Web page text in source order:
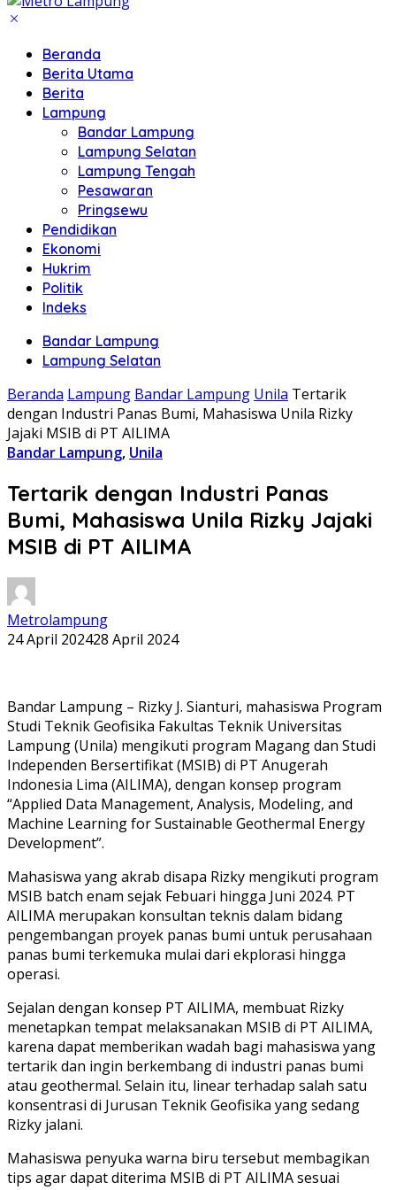
Beranda
Berita Utama
Berita
Lampung
Bandar Lampung
Lampung Selatan
Lampung Tengah
Pesawaran
Pringsewu
Pendidikan
Ekonomi
Hukrim
Politik
Indeks
Bandar Lampung
Lampung Selatan
Beranda Lampung Bandar Lampung Unila Tertarik
dengan Industri Panas Bumi, Mahasiswa Unila Rizky
Jajaki MSIB di PT AILIMA
Bandar Lampung, Unila
Tertarik dengan Industri Panas
Bumi, Mahasiswa Unila Rizky Jajaki
MSIB di PT AILIMA
Metrolampung
24 April 202428 April 2024
Bandar Lampung – Rizky J. Sianturi, mahasiswa Program
Studi Teknik Geofisika Fakultas Teknik Universitas
Lampung (Unila) mengikuti program Magang dan Studi
Independen Bersertifikat (MSIB) di PT Anugerah
Indonesia Lima (AILIMA), dengan konsep program
“Applied Data Management, Analysis, Modeling, and
Machine Learning for Sustainable Geothermal Energy
Development”.
Mahasiswa yang akrab disapa Rizky mengikuti program
MSIB batch enam sejak Febuari hingga Juni 2024. PT
AILIMA merupakan konsultan teknis dalam bidang
pengembangan proyek panas bumi untuk perusahaan
panas bumi terkemuka mulai dari ekplorasi hingga
operasi.
Sejalan dengan konsep PT AILIMA, membuat Rizky
menetapkan tempat melaksanakan MSIB di PT AILIMA,
karena dapat memberikan wadah bagi mahasiswa yang
tertarik dan ingin berkembang di industri panas bumi
atau geothermal. Selain itu, linear terhadap salah satu
konsentrasi di Jurusan Teknik Geofisika yang sedang
Rizky jalani.
Mahasiswa penyuka warna biru tersebut membagikan
tips agar dapat diterima MSIB di PT AILIMA sesuai